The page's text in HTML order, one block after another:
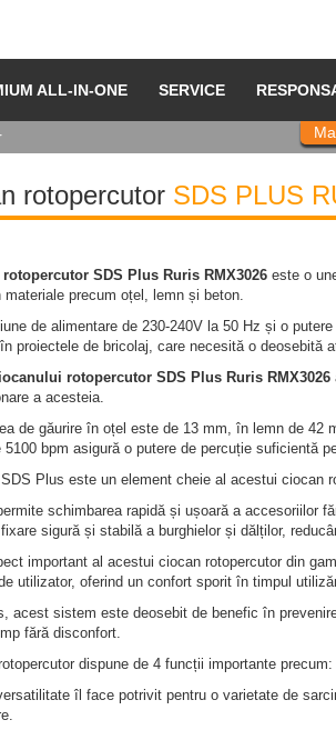
ALL-IN-ONE SERVICE
rotopercutorSDS PLUS
SDS Plus Ruris RMX3026este o
materiale precum oțel, lemn și beton.
de alimentare de 230-240V la 50 Hz și o
proiectele de bricolaj, care necesită o deosebită
rotopercutor SDS Plus Ruris RMX3026
a acesteia.
de găurire în oțel este de 13 mm, în lemn de 42
5100 bpm asigură o putere de percuție suficientă
SDS Plus este un element cheie al acestui ciocan
schimbarea rapidă și ușoară a accesoriilor
sigură și stabilă a burghielor și dălților,
important al acestui ciocan rotopercutor din
utilizator, oferind un confort sporit în timpul
acest sistem este deosebit de benefic în
fără disconfort.
dispune de 4 funcții importante
îl face potrivit pentru o varietate de